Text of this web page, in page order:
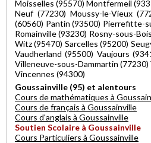
Moisselles (95570) Montfermeil
Neuf (77230) Moussy-le-Vieux
(60560) Pantin (93500) Pierrefitte-
Romainville (93230) Rosny-sous-
Witz (95470) Sarcelles (95200)
Vaudherland (95500) Vaujours
Villeneuve-sous-Dammartin
Vincennes (94300)
Goussainville (95) et alentours
Cours de mathématiques à
Cours de français à Goussainville
Cours d'anglais à Goussainville
Soutien Scolaire à Goussainville
Cours Particuliers à Goussainville